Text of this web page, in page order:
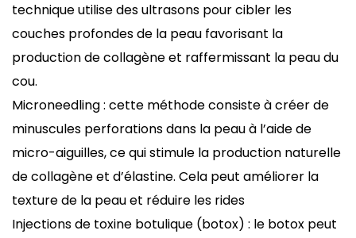
technique utilise des ultrasons pour cibler les
couches profondes de la peau favorisant la
production de collagène et raffermissant la peau du
cou.
Microneedling: cette méthode consiste à créer de
minuscules perforations dans la peau à l’aide de
micro-aiguilles, ce qui stimule la production naturelle
de collagène et d’élastine. Cela peut améliorer la
texture de la peau et réduire les rides
Injections de toxine botulique (botox) : le botox peut